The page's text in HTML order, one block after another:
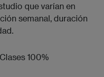
que varían en
semanal, duración
100%